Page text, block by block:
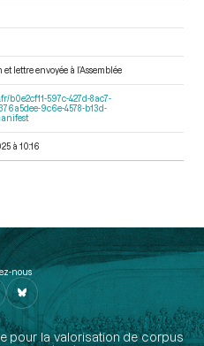
et lettre envoyée à l’Assemblée
b0e2cf11-597c-427d-8ac7-
9c6e-4578-b13d-
à 10:16
nous
pour la valorisation de corpus